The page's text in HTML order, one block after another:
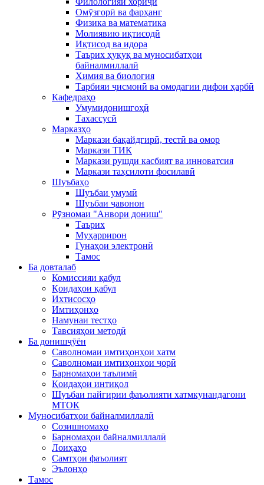
Омӯзгорӣ ва фарҳанг
Физика ва математика
Молиявию иқтисодӣ
Иқтисод ва идора
Таърих ҳуқуқ ва муносибатҳои
байналмиллалӣ
Химия ва биология
Тарбияи ҷисмонӣ ва омодагии дифои ҳарбӣ
Кафедраҳо
Умумидонишгоҳӣ
Тахассусӣ
Марказҳо
Маркази бақайдгирӣ, тестӣ ва омор
Маркази ТИК
Маркази рушди касбият ва инноватсия
Маркази таҳсилоти фосилавӣ
Шуъбаҳо
Шуъбаи умумӣ
Шуъбаи ҷавонон
Рӯзномаи "Анвори дониш"
Таърих
Муҳаррирон
Гунаҳои электронӣ
Тамос
Ба довталаб
Комиссияи қабул
Қоидаҳои қабул
Ихтисосҳо
Имтиҳонҳо
Намунаи тестҳо
Тавсияҳои методӣ
Ба донишҷӯён
Саволномаи имтиҳонҳои хатм
Саволномаи имтиҳонҳои ҷорӣ
Барномаҳои таълимӣ
Қоидаҳои интиқол
Шуъбаи пайгирии фаъолияти хатмкунандагони
МТОК
Муносибатҳои байналмиллалӣ
Созишномаҳо
Барномаҳои байналмиллалӣ
Лоиҳаҳо
Самтҳои фаъолият
Эълонҳо
Тамос